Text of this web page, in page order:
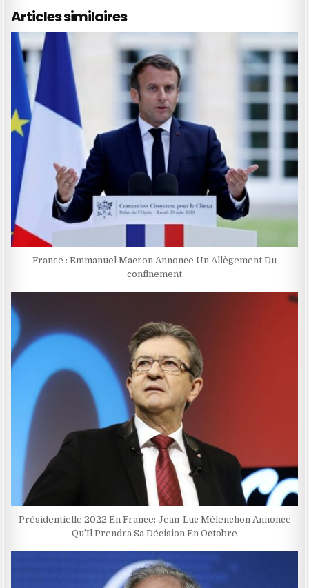
Articles similaires
France : Emmanuel Macron Annonce Un Allègement Du
confinement
Présidentielle 2022 En France: Jean-Luc Mélenchon Annonce
Qu’Il Prendra Sa Décision En Octobre